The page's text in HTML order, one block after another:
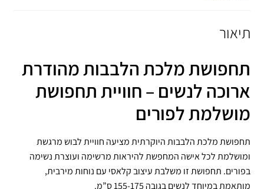
תיאור
תחפושת מלכת הלבבות מהודרת
ארוכה לנשים – חוויית תחפושת
מושלמת לפורים
תחפושת מלכת הלבבות היוקרתית מציעה חוויית לבוש מרגשת
ומושלמת לכל אישה המחפשת להיראות מרשימה ועוצרת נשימה
בפורים. תחפושת זו משלבת עיצוב קלאסי עם נוחות מירבית,
מותאמת במיוחד לנשים בגובה 155-175 ס”מ.